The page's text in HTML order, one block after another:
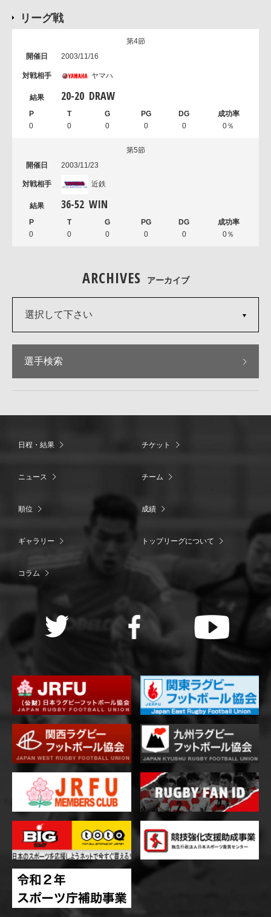
リーグ戦
第4節
2003/11/16
ヤマハ
20-20 DRAW
0 0 0 0 0 0％
第5節
2003/11/23
近鉄
36-52 WIN
0 0 0 0 0 0％
ARCHIVES アーカイブ
選択して下さい
選手検索
日程・結果 チケット
ニュース チーム
順位 成績
ギャラリー トップリーグについて
コラム